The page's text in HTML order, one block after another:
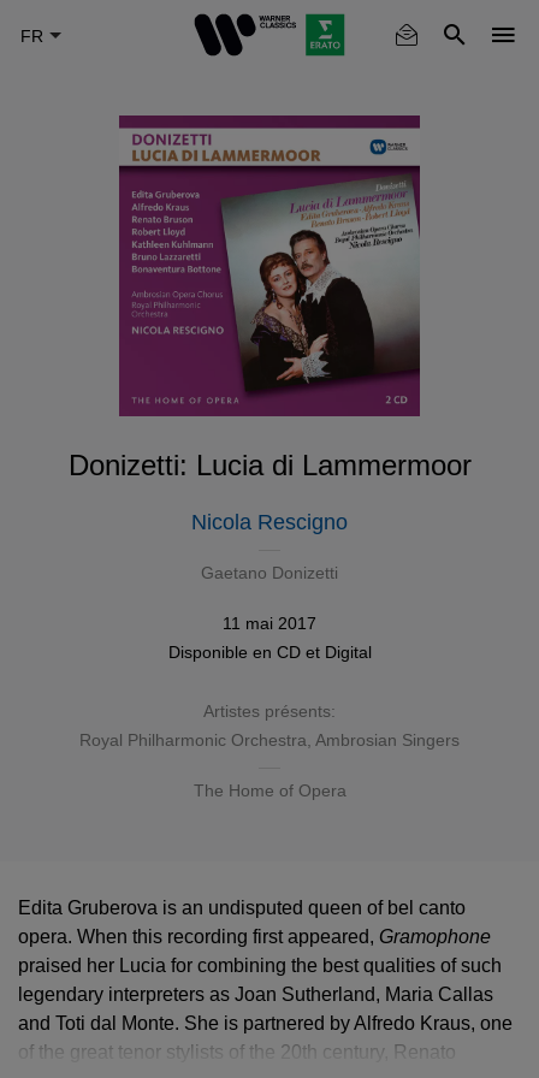
Donizetti: Lucia di Lammermoor
Nicola Rescigno
Gaetano Donizetti
11 mai 2017
Disponible en CDet Digital
Artistes présents:
Royal Philharmonic Orchestra Ambrosian Singers
The Home of Opera
Edita Gruberova is an undisputed queen of bel canto
opera. When this recording first appeared, Gramophone
praised her Lucia for combining the best qualities of such
legendary interpreters as Joan Sutherland, Maria Callas
and Toti dal Monte. She is partnered by Alfredo Kraus, one
of the great tenor stylists of the 20th century, Renato